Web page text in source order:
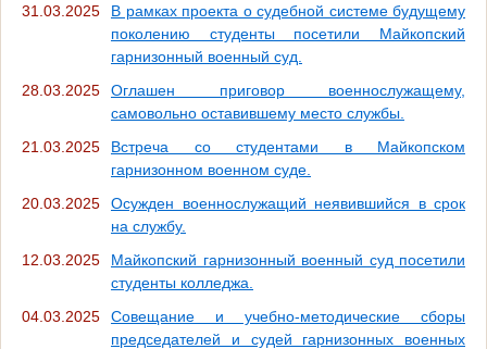
31.03.2025
В рамках проекта о судебной системе будущему
поколению студенты посетили Майкопский
гарнизонный военный суд.
28.03.2025
Оглашен приговор военнослужащему,
самовольно оставившему место службы.
21.03.2025
Встреча со студентами в Майкопском
гарнизонном военном суде.
20.03.2025
Осужден военнослужащий неявившийся в срок
на службу.
12.03.2025
Майкопский гарнизонный военный суд посетили
студенты колледжа.
04.03.2025
Совещание и учебно-методические сборы
председателей и судей гарнизонных военных